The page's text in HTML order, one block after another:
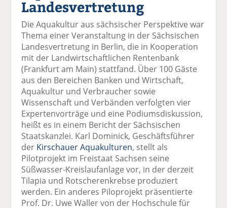
uf
F
ac
e
b
o
o
k
te
il
e
n
wi
tt
er
n
uf
Li
n
k
e
di
te
il
e
n
er
E
m
l
se
n
e
ru
ck
e
Landesvertretung
Die Aquakultur aus sächsischer Perspektive war
Thema einer Veranstaltung in der Sächsischen
Landesvertretung in Berlin, die in Kooperation
mit der Landwirtschaftlichen Rentenbank
(Frankfurt am Main) stattfand. Über 100 Gäste
aus den Bereichen Banken und Wirtschaft,
Aquakultur und Verbraucher sowie
Wissenschaft und Verbänden verfolgten vier
Expertenvorträge und eine Podiumsdiskussion,
heißt es in einem Bericht der Sächsischen
Staatskanzlei. Karl Dominick, Geschäftsführer
der Kirschauer Aquakulturen, stellt als
Pilotprojekt im Freistaat Sachsen seine
Süßwasser-Kreislaufanlage vor, in der derzeit
Tilapia und Rotscherenkrebse produziert
werden. Ein anderes Piloprojekt präsentierte
Prof. Dr. Uwe Waller von der Hochschule für